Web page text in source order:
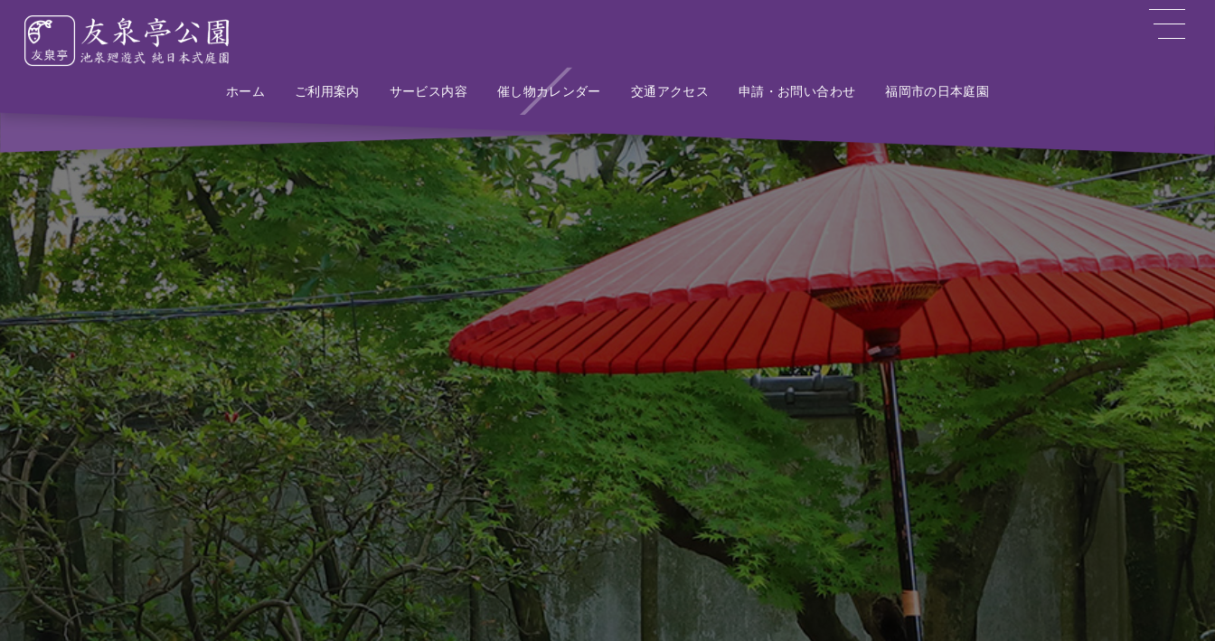
ホーム
Home ご利用案内
Information サービス内容
Service 催し物カレンダー
Event 交通アクセス
Access 申請・お問い合わせ
Contact 福岡市の日本庭園
Potal